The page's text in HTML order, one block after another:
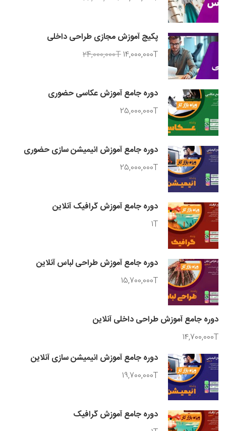
پکیج آموزش مجازی طراحی داخلی
24,000,000T14,000,000T
دوره جامع آموزش عکاسی حضوری
25,000,000T
دوره جامع آموزش انیمیشن سازی حضوری
25,000,000T
دوره جامع آموزش گرافیک آنلاین
1T
دوره جامع آموزش طراحی لباس آنلاین
15,700,000T
دوره جامع آموزش طراحی داخلی آنلاین
14,700,000T
دوره جامع آموزش انیمیشن سازی آنلاین
19,700,000T
دوره جامع آموزش گرافیک